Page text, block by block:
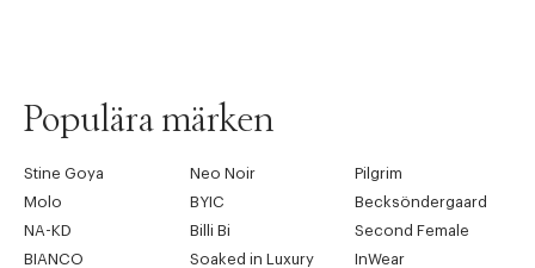
Populära märken
Stine Goya Neo Noir
Pilgrim
Molo
BYIC
Becksöndergaard
NA-KD
Billi Bi
Second Female
BIANCO
Soaked in Luxury
InWear